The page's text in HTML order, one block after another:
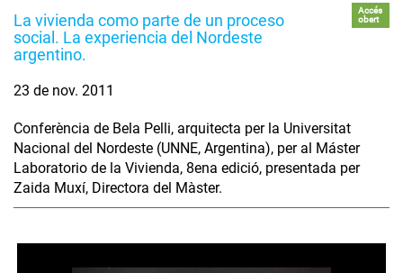
La vivienda como parte de un proceso
social. La experiencia del Nordeste
argentino.
Accés
obert
23 de nov. 2011
Conferència de Bela Pelli, arquitecta per la Universitat
Nacional del Nordeste (UNNE, Argentina), per al Máster
Laboratorio de la Vivienda, 8ena edició, presentada per
Zaida Muxí, Directora del Màster.